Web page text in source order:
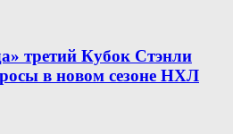
третий Кубок Стэнли
в новом сезоне НХЛ